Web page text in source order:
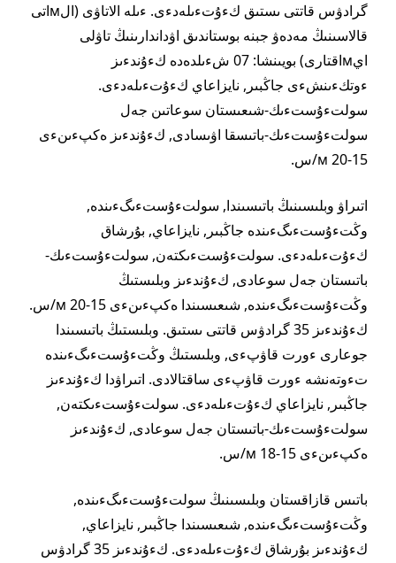
گرادۋس قاتتى ىستىق كءۇتءىلەدءى. ءىلە الاتاۋى (الмاتى
قالاسىنىڭ مەدەۋ جبنە بوستاندىق اۋداندارىنىڭ تاۋلى
ايмاقتارى) بويىنشا: 07 شءىلدەدە كءۇندءىز
ءوتكءىنشءى جاڭبىر, نايزاعاي كءۇتءىلەدءى.
سولتءۇستءىك-شىعىستان سوعاتىن جەل
سولتءۇستءىك-باتىسقا اۋىسادى, كءۇندءىز ەكپءىنءى
15-20 м/س.
اتىراۋ وبلىسىنىڭ باتىسىندا, سولتءۇستءىگءىندە,
وڭتءۇستءىگءىندە جاڭبىر, نايزاعاي, بۇرشاق
كءۇتءىلەدءى. سولتءۇستءىكتەن, سولتءۇستءىك-
باتىستان جەل سوعادى, كءۇندءىز وبلىستىڭ
وڭتءۇستءىگءىندە, شىعىسىندا ەكپءىنءى 15-20 м/س.
كءۇندءىز 35 گرادۋس قاتتى ىستىق. وبلىستىڭ باتىسىندا
جوعارى ءورت قاۋپءى, وبلىستىڭ وڭتءۇستءىگءىندە
تءوتەنشە ءورت قاۋپءى ساقتالادى. اتىراۋدا كءۇندءىز
جاڭبىر, نايزاعاي كءۇتءىلەدءى. سولتءۇستءىكتەن,
سولتءۇستءىك-باتىستان جەل سوعادى, كءۇندءىز
ەكپءىنءى 15-18 м/س.
باتىس قازاقستان وبلىسىنىڭ سولتءۇستءىگءىندە,
وڭتءۇستءىگءىندە, شىعىسىندا جاڭبىر, نايزاعاي,
كءۇندءىز بۇرشاق كءۇتءىلەدءى. كءۇندءىز 35 گرادۋس